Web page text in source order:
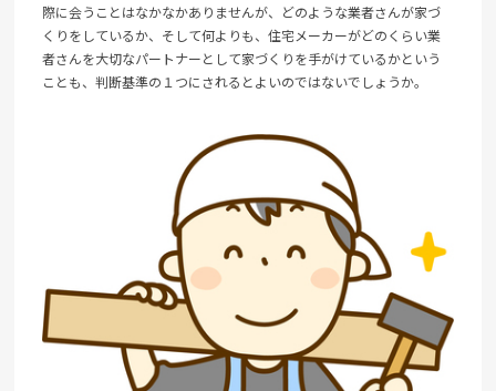
際に会うことはなかなかありませんが、どのような業者さんが家づ
くりをしているか、そして何よりも、住宅メーカーがどのくらい業
者さんを大切なパートナーとして家づくりを手がけているかという
ことも、判断基準の１つにされるとよいのではないでしょうか。